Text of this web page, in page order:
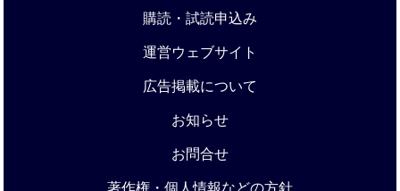
購読・試読申込み
運営ウェブサイト
広告掲載について
お知らせ
お問合せ